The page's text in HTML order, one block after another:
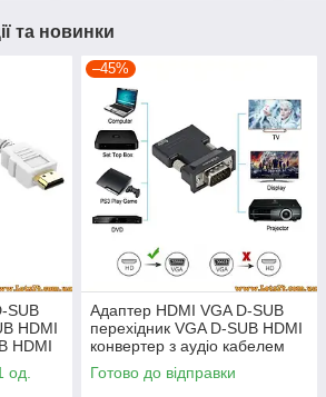
та новинки
SUB
HDMI
HDMI
од.
–45%
Адаптер HDMI VGA D-SUB
перехідник VGA D-SUB HDMI
конвертер з аудіо кабелем
VGA D-SUB HDMI між HDMI
VGA D-SUB adapter Smart TV
Готово до відправки